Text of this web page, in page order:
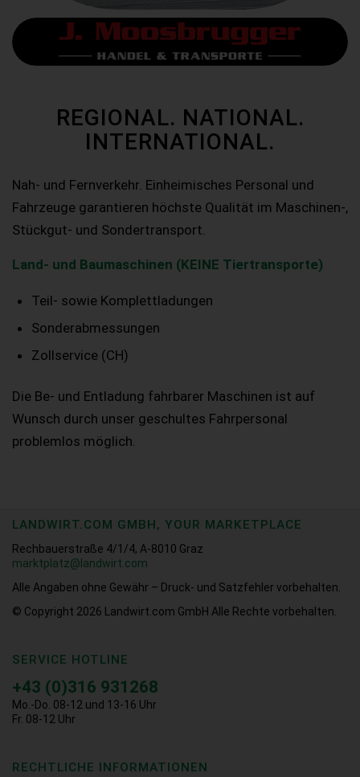
REGIONAL. NATIONAL.
INTERNATIONAL.
Nah- und Fernverkehr. Einheimisches Personal und
Fahrzeuge garantieren höchste Qualität im Maschinen-,
Stückgut- und Sondertransport.
Land- und Baumaschinen (KEINE Tiertransporte)
Teil- sowie Komplettladungen
Sonderabmessungen
Zollservice (CH)
Die Be- und Entladung fahrbarer Maschinen ist auf
Wunsch durch unser geschultes Fahrpersonal
problemlos möglich.
LANDWIRT.COM GMBH, YOUR MARKETPLACE
Rechbauerstraße 4/1/4, A-8010 Graz
marktplatz@landwirt.com
Alle Angaben ohne Gewähr – Druck- und Satzfehler vorbehalten.
© Copyright 2026
Landwirt.com GmbH Alle Rechte vorbehalten.
SERVICE HOTLINE
+43 (0)316 931268
Mo.-Do. 08-12 und 13-16 Uhr
Fr. 08-12 Uhr
RECHTLICHE INFORMATIONEN